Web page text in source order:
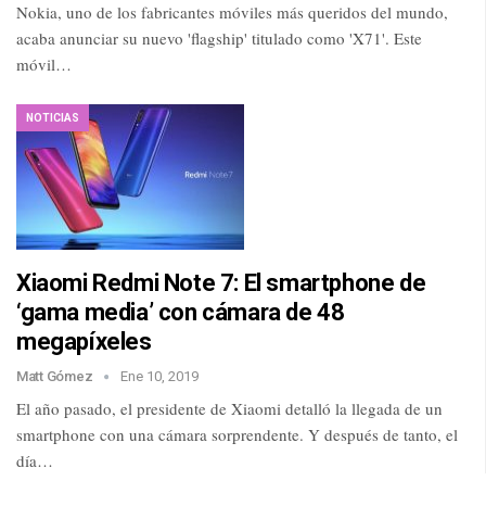
Nokia, uno de los fabricantes móviles más queridos del mundo,
acaba anunciar su nuevo 'flagship' titulado como 'X71'. Este
móvil…
NOTICIAS
Xiaomi Redmi Note 7: El smartphone de
‘gama media’ con cámara de 48
megapíxeles
Matt Gómez Ene 10, 2019
El año pasado, el presidente de Xiaomi detalló la llegada de un
smartphone con una cámara sorprendente. Y después de tanto, el
día…